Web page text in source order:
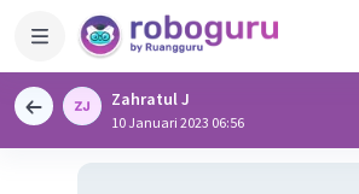
Zahratul J
10 Januari 2023 06:56